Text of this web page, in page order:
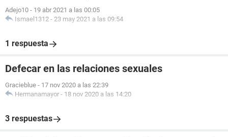
Adejo10 - 19 abr 2021 a las 00:05
Ismael1312 - 23 may 2021 a las 09:54
1 respuesta
Defecar en las relaciones sexuales
Gracieblue - 17 nov 2020 a las 22:39
Hermanamayor - 18 nov 2020 a las 14:20
3 respuestas